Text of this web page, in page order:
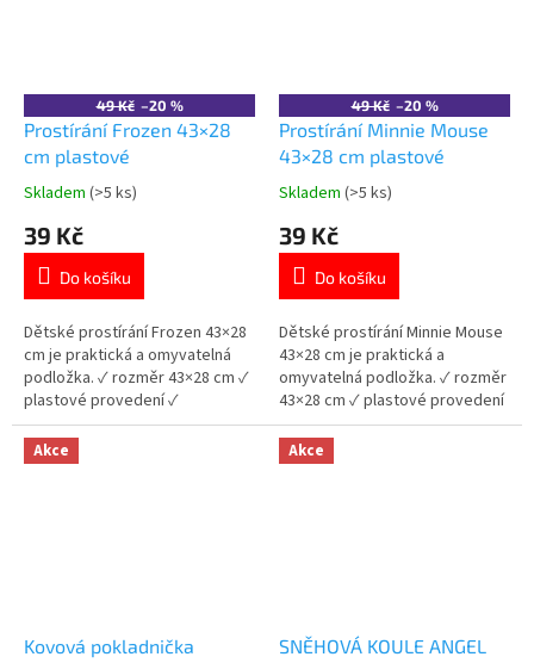
49 Kč –20 %
Prostírání Frozen 43×28
cm plastové
Průměrné
produktu
5,0
5
hvězdiček.
Skladem (>5 ks)
39 Kč
Do košíku
Dětské prostírání Frozen 43×28
cm je praktická a omyvatelná
podložka. ✓ rozměr 43×28 cm ✓
plastové provedení ✓
licencovaný motiv Frozen 👉
Více produktů Frozen
49 Kč –20 %
Prostírání Minnie Mouse
43×28 cm plastové
Průměrné
produktu
5,0
5
hvězdiček.
Skladem (>5 ks)
39 Kč
Do košíku
Dětské prostírání Minnie Mouse
43×28 cm je praktická a
omyvatelná podložka. ✓ rozměr
43×28 cm ✓ plastové provedení
✓ licencovaný motiv Minnie
Mouse 👉 Více produktů Minnie
Mouse
Akce
Kovová pokladnička
Akce
SNĚHOVÁ KOULE ANGEL